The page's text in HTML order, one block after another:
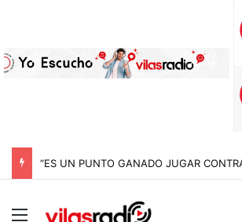
Menú